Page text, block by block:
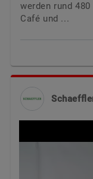
werden rund
Café und ...